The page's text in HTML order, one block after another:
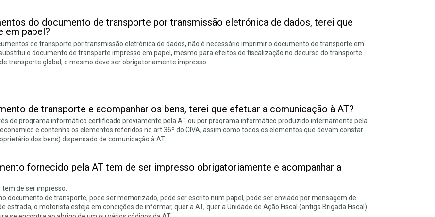
do documento de transporte por transmissão eletrónica de dados, terei que
em papel?
de transporte por transmissão eletrónica de dados, não é necessário imprimir o documento de transporte em
o documento de transporte impresso em papel, mesmo para efeitos de fiscalização no decurso do transporte.
transporte global, o mesmo deve ser obrigatoriamente impresso.
de transporte e acompanhar os bens, terei que efetuar a comunicação à AT?
de programa informático certificado previamente pela AT ou por programa informático produzido internamente pela
e contenha os elementos referidos no art 36º do CIVA, assim como todos os elementos que devam constar
dos bens) dispensado de comunicação à AT.
fornecido pela AT tem de ser impresso obrigatoriamente e acompanhar a
de ser impresso.
documento de transporte, pode ser memorizado, pode ser escrito num papel, pode ser enviado por mensagem de
estrada, o motorista esteja em condições de informar, quer a AT, quer a Unidade de Ação Fiscal (antiga Brigada Fiscal)